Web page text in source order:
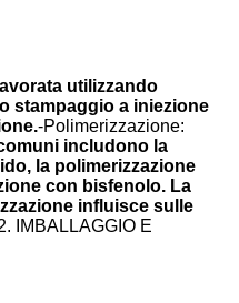
utilizzando
stampaggio a iniezione
-Polimerizzazione:
includono la
la polimerizzazione
con bisfenolo. La
influisce sulle
IMBALLAGGIO E